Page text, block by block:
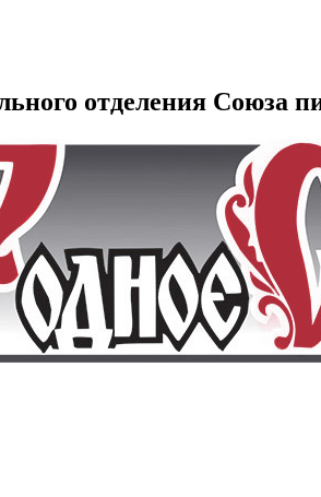
отделения Союза